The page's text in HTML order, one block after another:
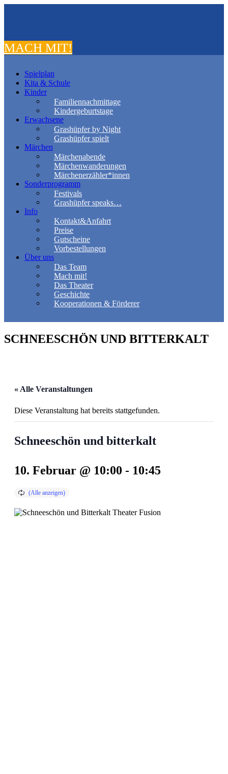
MACH MIT!
Spielplan
Kita & Schule
Kinder
Familiennachmittage
Kindergeburtstage
Erwachsene
Grashüpfer by Night
Grashüpfer spielt
Märchen
Märchenabende
Märchenwanderungen
Märchenerzähler*innen
Sonderprogramm
Festivals
Grashüpfer speaks…
Info
Kontakt&Anfahrt
Preise
Gutscheine
Vorbestellungen
Über uns
Das Team
Mach mit!
Das Theater
Geschichte
Kooperationen & Förderer
SCHNEESCHÖN UND BITTERKALT
« Alle Veranstaltungen
Diese Veranstaltung hat bereits stattgefunden.
Schneeschön und bitterkalt
10. Februar @ 10:00 - 10:45